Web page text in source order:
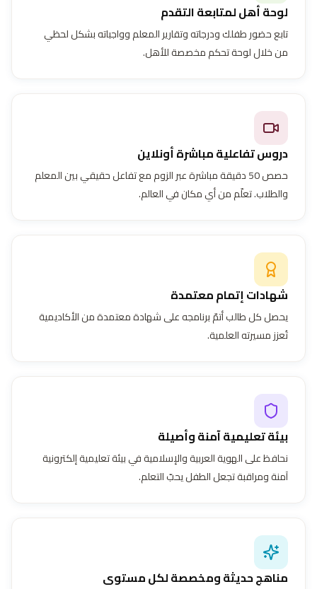
لوحة أهل لمتابعة التقدم
تابع حضور طفلك ودرجاته وتقارير المعلم وواجباته بشكل لحظي
من خلال لوحة تحكم مخصصة للأهل.
دروس تفاعلية مباشرة أونلاين
حصص 50 دقيقة مباشرة عبر الزوم مع تفاعل حقيقي بين المعلم
والطلاب. تعلّم من أي مكان في العالم.
شهادات إتمام معتمدة
يحصل كل طالب أتمّ برنامجه على شهادة معتمدة من الأكاديمية
تُعزز مسيرته العلمية.
بيئة تعليمية آمنة وأصيلة
نحافظ على الهوية العربية والإسلامية في بيئة تعليمية إلكترونية
آمنة ومراقبة تجعل الطفل يحبّ التعلم.
مناهج حديثة ومخصصة لكل مستوى